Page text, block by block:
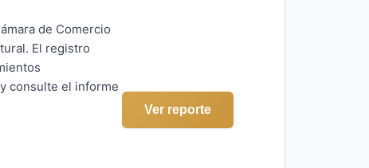
de Comercio
El registro
consulte el informe
Ver reporte